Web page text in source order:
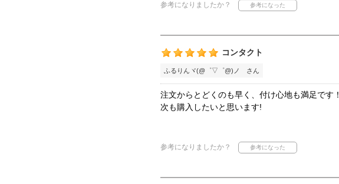
参考になりましたか？
コンタクト
ふるりんヾ(@゜▽゜@)ノ さん
注文からとどくのも早く、付け心地も満足です！
次も購入したいと思います!
参考になりましたか？